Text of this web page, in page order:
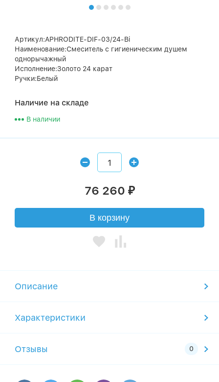
Артикул:APHRODITE-DIF-03/24-Bi
Наименование:Смеситель с гигиеническим душем
однорычажный
Исполнение:Золото 24 карат
Ручки:Белый
Наличие на складе
В наличии
76 260 ₽
В корзину
Описание
Характеристики
Отзывы